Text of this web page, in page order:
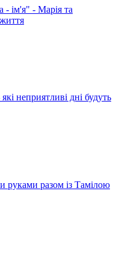
- ім'я" - Марія та
неприятливі дні будуть
руками разом із Тамілою